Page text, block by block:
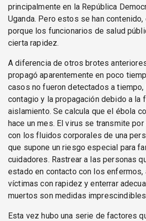
principalmente en la República
Uganda. Pero estos se han contenido,
porque los funcionarios de salud
cierta rapidez.
A diferencia de otros brotes
propagó aparentemente en poco
casos no fueron detectados a
contagio y la propagación debido a la
aislamiento. Se calcula que el ébola
hace un mes. El virus se transmite
con los fluidos corporales de una
que supone un riesgo especial para
cuidadores. Rastrear a las personas
estado en contacto con los enfermos,
víctimas con rapidez y enterrar
muertos son medidas
Esta vez hubo una serie de factores